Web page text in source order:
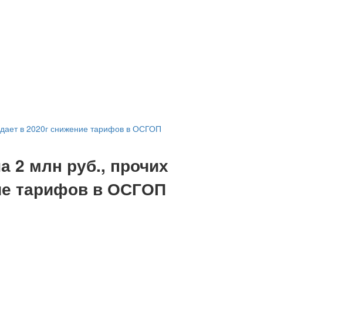
в 2020г снижение тарифов в ОСГОП
2 млн руб., прочих
тарифов в ОСГОП